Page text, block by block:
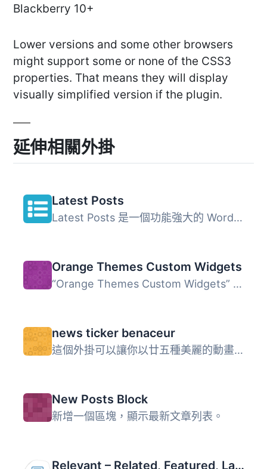
Blackberry 10+
Lower versions and some other browsers
might support some or none of the CSS3
properties. That means they will display
visually simplified version if the plugin.
延伸相關外掛
Latest Posts
Latest Posts 是一個功能強大的 WordPress 外掛，可顯示你最...
Orange Themes Custom Widgets
“Orange Themes Custom Widgets” 是由 Orange-Th...
news ticker benaceur
這個外掛可以讓你以廿五種美麗的動畫樣式，在橫幅上顯示最新...
New Posts Block
新增一個區塊，顯示最新文章列表。
Relevant – Related, Featured, Latest, and Popular Posts by BestWebSoft